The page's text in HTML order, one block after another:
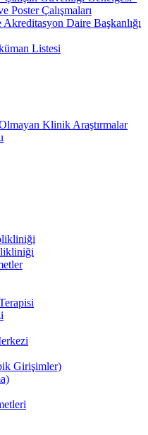
Poster Çalışmaları
Akreditasyon Daire Başkanlığı
Listesi
Klinik Araştırmalar
Girişimler)